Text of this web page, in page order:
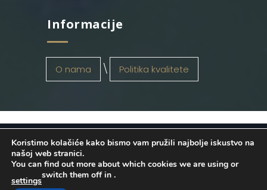
Informacije
O nama Politika kvalitete
OSATINA GRUPA d.o.o. 2026
. Configured
byINFOS Osijek. Sva prava pridržana.
Koristimo kolačiće kako bismo vam pružili najbolje iskustvo na
našoj web stranici.
You can find out more about which cookies we are using or
switch them off in
settings
.